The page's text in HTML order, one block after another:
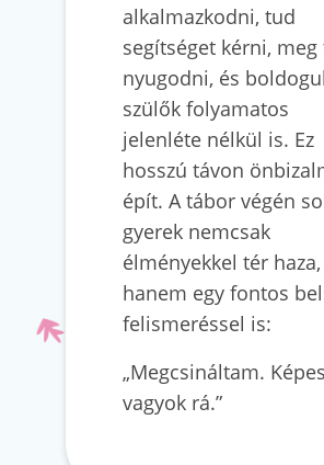
alkalmazkodni, tud
segítséget kérni, meg
nyugodni, és
szülők folyamatos
jelenléte nélkül is. Ez
hosszú távon
épít. A tábor végén
gyerek nemcsak
élményekkel tér haza,
hanem egy fontos
felismeréssel is:
„Megcsináltam. Képes
vagyok rá.”